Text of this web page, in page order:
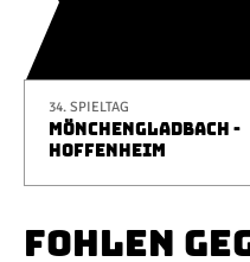
34. SPIELTAG
MÖNCHENGLADBACH -
HOFFENHEIM
FOHLEN